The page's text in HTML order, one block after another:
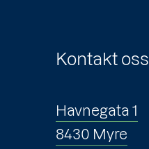
Kontakt oss
Havnegata 1
8430 Myre